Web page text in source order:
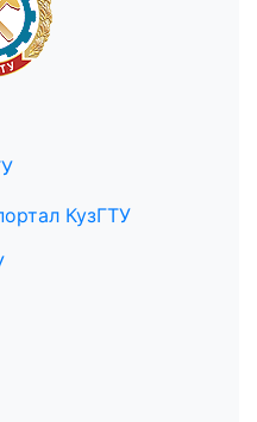
КузГТУ